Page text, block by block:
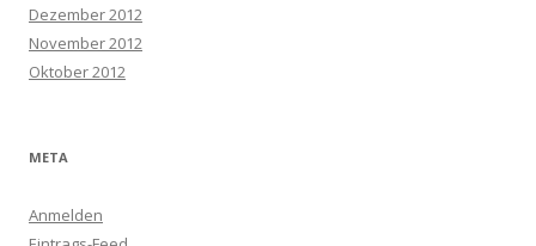
Dezember 2012
November 2012
Oktober 2012
META
Anmelden